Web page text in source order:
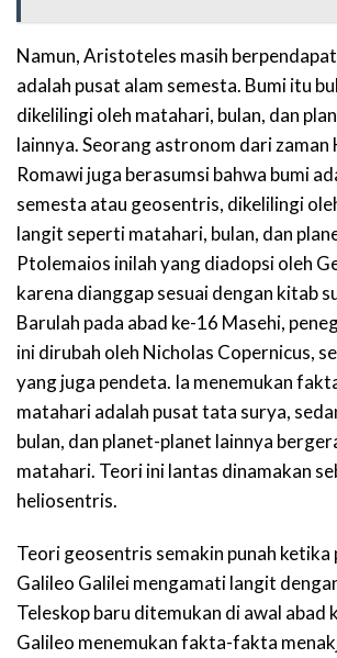
Namun, Aristoteles masih
adalah pusat alam semesta. Bumi itu
dikelilingi oleh matahari, bulan, dan
lainnya. Seorang astronom dari zaman
Romawi juga berasumsi bahwa bumi
semesta atau geosentris, dikelilingi
langit seperti matahari, bulan, dan
Ptolemaios inilah yang diadopsi oleh
karena dianggap sesuai dengan kitab
Barulah pada abad ke-16 Masehi,
ini dirubah oleh Nicholas Copernicus,
yang juga pendeta. Ia menemukan
matahari adalah pusat tata surya,
bulan, dan planet-planet lainnya
matahari. Teori ini lantas dinamakan
heliosentris.
Teori geosentris semakin punah ketika
Galileo Galilei mengamati langit
Teleskop baru ditemukan di awal abad
Galileo menemukan fakta-fakta